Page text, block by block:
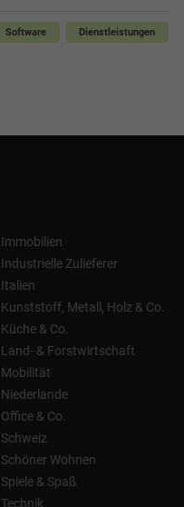
Software Dienstleistungen
Immobilien
Industrielle Zulieferer
Italien
Kunststoff, Metall, Holz & Co.
Küche & Co.
Land- & Forstwirtschaft
Mobilität
Niederlande
Office & Co.
Schweiz
Schöner Wohnen
Spiele & Spaß
Technik